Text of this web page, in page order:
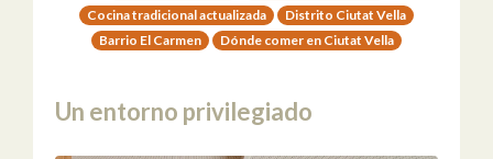
Cocina tradicional actualizada
Distrito Ciutat Vella
Barrio El Carmen
Dónde comer en Ciutat Vella
Un entorno privilegiado